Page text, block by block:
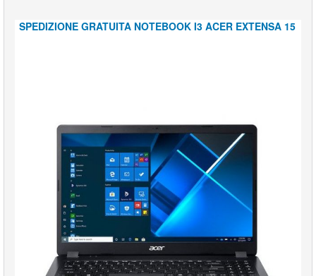
SPEDIZIONE GRATUITA NOTEBOOK I3 ACER EXTENSA 15